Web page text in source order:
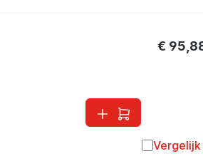
€
Vergelijk